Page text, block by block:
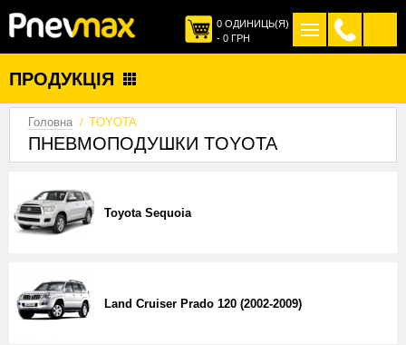
0 ОДИНИЦЬ(Я)
- 0 ГРН
ПОСЛУГИ
ПРИКЛАДИ РОБІТ
ПРО НАС
КОНТАКТИ
ПРОДУКЦІЯ
Головна TOYOTA
ПНЕВМОПОДУШКИ TOYOTA
Toyota Sequoia
Land Cruiser Prado 120 (2002-2009)